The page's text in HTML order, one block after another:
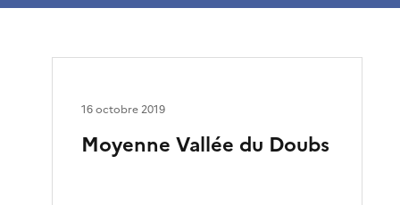
Moyenne Vallée du Doubs
16 octobre 2019